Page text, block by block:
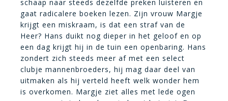
schaap naar steeds dezelfde preken luisteren en
gaat radicalere boeken lezen. Zijn vrouw Margje
krijgt een miskraam, is dat een straf van de
Heer? Hans duikt nog dieper in het geloof en op
een dag krijgt hij in de tuin een openbaring. Hans
zondert zich steeds meer af met een select
clubje mannenbroeders, hij mag daar deel van
uitmaken als hij verteld heeft welk wonder hem
is overkomen. Margje ziet alles met lede ogen